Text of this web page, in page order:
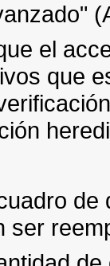
el
que
ser